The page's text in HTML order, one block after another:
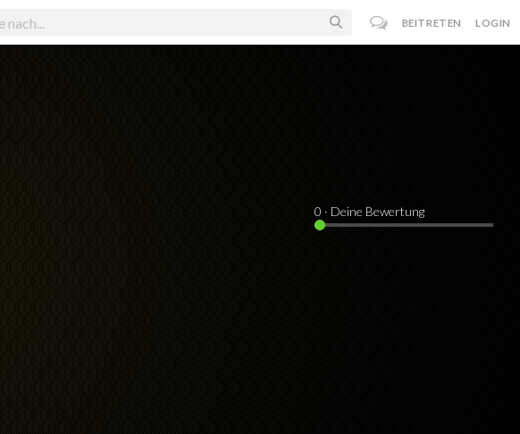
BEITRETEN LOGIN
0 · Deine Bewertung